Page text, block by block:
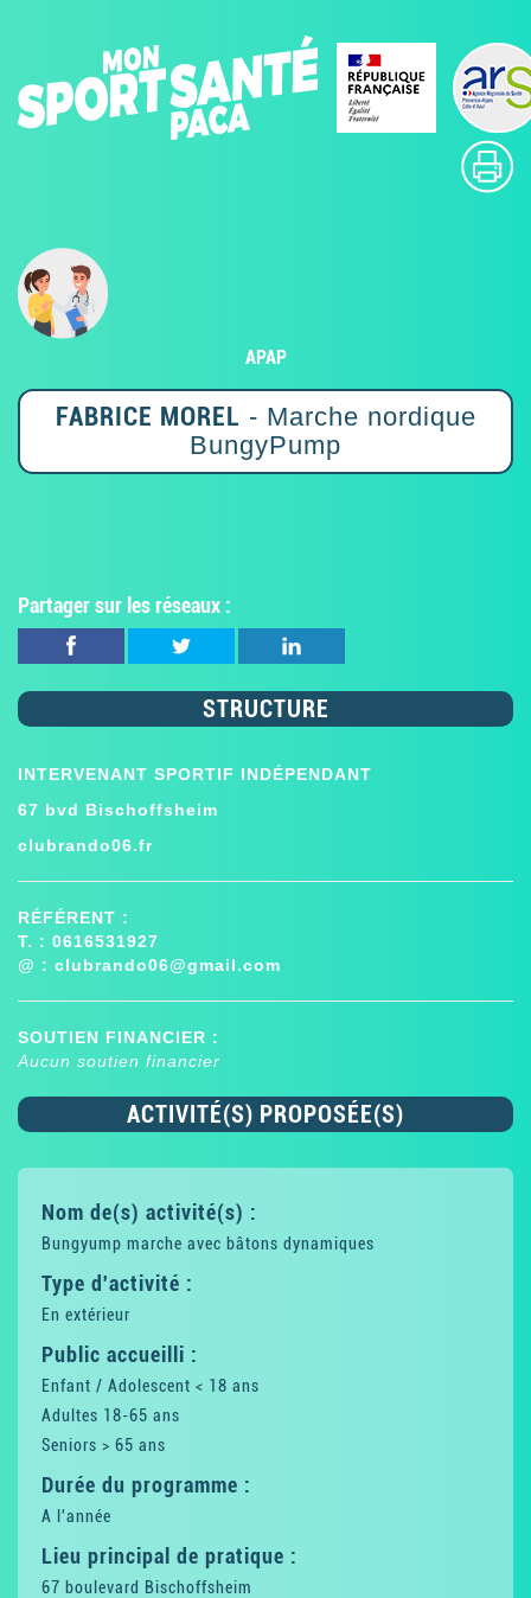
APAP
FABRICE MOREL - Marche nordique
BungyPump
Partager sur les réseaux :
STRUCTURE
INTERVENANT SPORTIF INDÉPENDANT
67 bvd Bischoffsheim
clubrando06.fr
RÉFÉRENT :
T. : 0616531927
@ : clubrando06@gmail.com
SOUTIEN FINANCIER :
Aucun soutien financier
ACTIVITÉ(S) PROPOSÉE(S)
Nom de(s) activité(s) :
Bungyump marche avec bâtons dynamiques
Type d'activité :
En extérieur
Public accueilli :
Enfant / Adolescent < 18 ans
Adultes 18-65 ans
Seniors > 65 ans
Durée du programme :
A l'année
Lieu principal de pratique :
67 boulevard Bischoffsheim